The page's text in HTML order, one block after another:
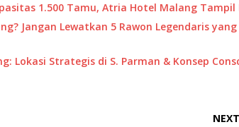
1.500 Tamu, Atria Hotel Malang Tampil
Jangan Lewatkan 5 Rawon Legendaris
Lokasi Strategis di S. Parman & Konsep
NEXT